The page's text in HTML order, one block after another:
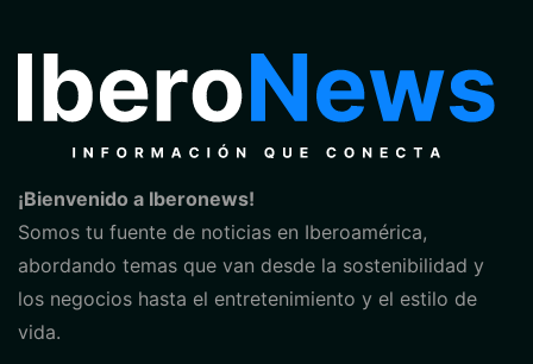
¡Bienvenido a Iberonews!
Somos tu fuente de noticias en Iberoamérica,
abordando temas que van desde la sostenibilidad y
los negocios hasta el entretenimiento y el estilo de
vida.